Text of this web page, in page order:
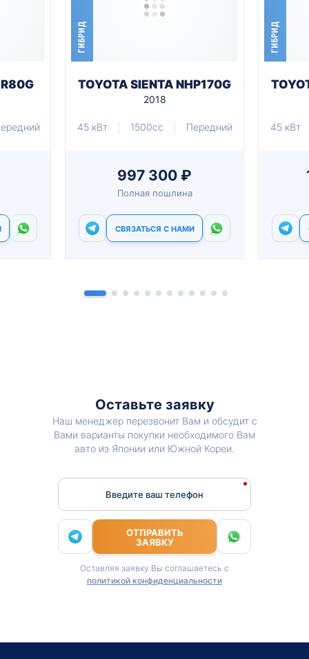
ГИБРИД
TOYOTA SIENTA NHP170G
2018
45 кВт 1500cc Передний
997 300 ₽
Полная пошлина
СВЯЗАТЬСЯ С НАМИ
ГИБРИД
45 кВт
Оставьте заявку
Наш менеджер перезвонит Вам и обсудит с
Вами варианты покупки необходимого Вам
авто из Японии или Южной Кореи.
Введите ваш телефон
ОТПРАВИТЬ
ЗАЯВКУ
Оставляя заявку Вы соглашаетесь с
политикой конфиденциальности